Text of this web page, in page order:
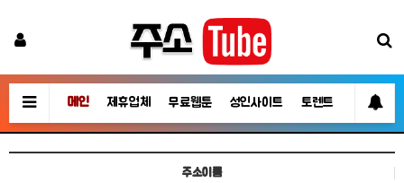
메인 제휴업체 무료웹툰 성인사이트 토렌트 영화/TV
주소이름